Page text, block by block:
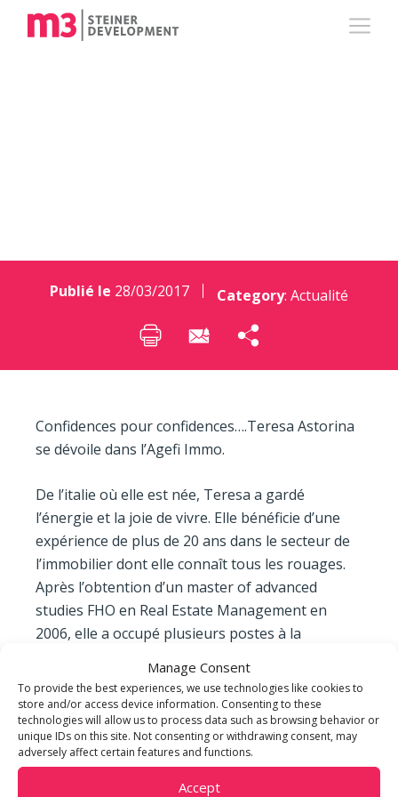
Manage Consent
To provide the best experiences, we use technologies like cookies to
store and/or access device information. Consenting to these
technologies will allow us to process data such as browsing behavior or
unique IDs on this site. Not consenting or withdrawing consent, may
adversely affect certain features and functions.
Accept
Publié le 28/03/2017 Category: Actualité
Confidences pour confidences….Teresa Astorina
se dévoile dans l’Agefi Immo.
De l’italie où elle est née, Teresa a gardé
l’énergie et la joie de vivre. Elle bénéficie d’une
expérience de plus de 20 ans dans le secteur de
l’immobilier dont elle connaît tous les rouages.
Après l’obtention d’un master of advanced
studies FHO en Real Estate Management en
2006, elle a occupé plusieurs postes à la
immobilières nationales avant de rejoindre m3
REAL ESTATE en 2015.